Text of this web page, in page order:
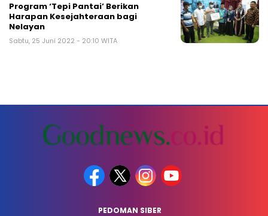
Program ‘Tepi Pantai’ Berikan
Harapan Kesejahteraan bagi
Nelayan
Sabtu, 25 Juni 2022 - 20:10 WITA
PEDOMAN SIBER